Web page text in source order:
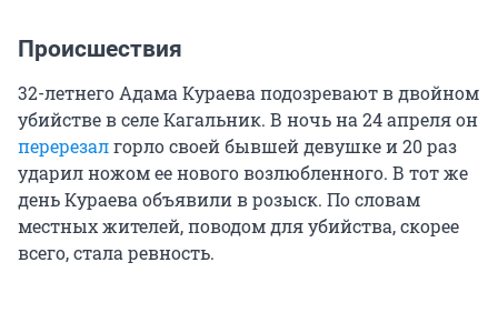
Происшествия
32-летнего Адама Кураева подозревают в двойном
убийстве в селе Кагальник. В ночь на 24 апреля он
перерезалгорло своей бывшей девушке и 20 раз
ударил ножом ее нового возлюбленного. В тот же
день Кураева объявили в розыск. По словам
местных жителей, поводом для убийства, скорее
всего, стала ревность.